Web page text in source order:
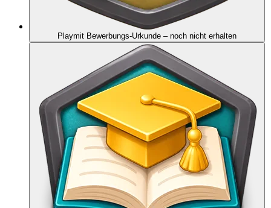
Playmit Bewerbungs-Urkunde – noch nicht erhalten